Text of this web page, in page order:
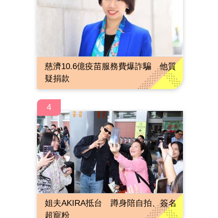
慈濟10.6億疫苗服務費爆詐騙 他質
疑捐款
4
姐夫AKIRA抵台 蹲身陪自拍、簽名
超寵粉